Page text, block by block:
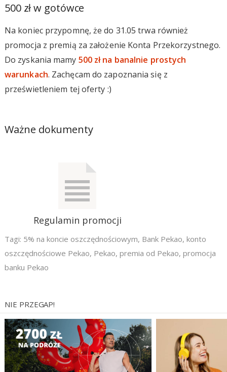
500 zł w gotówce
Na koniec przypomnę, że do 31.05 trwa również
promocja z premią za założenie Konta Przekorzystnego.
Do zyskania mamy 500 zł na banalnie prostych
warunkach. Zachęcam do zapoznania się z
prześwietleniem tej oferty :)
Ważne dokumenty
Regulamin promocji
Tagi: 5% na koncie oszczędnościowym, Bank Pekao, konto
oszczędnościowe Pekao, Pekao, premia od Pekao, promocja
banku Pekao
NIE PRZEGAP!